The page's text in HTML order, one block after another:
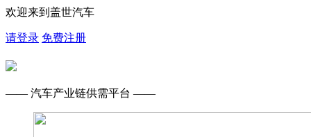
欢迎来到盖世汽车
请登录 免费注册
—— 汽车产业链供需平台 ——